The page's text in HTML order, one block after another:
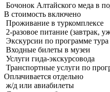
Бочонок Алтайского меда в
В стоимость включено
Проживание в туркомплексе
2-разовое питание (завтрак,
Экскурсии по программе тура
Входные билеты в музеи
Услуги гида-экскурсовода
Транспортные услуги по
Оплачивается отдельно
ж/д или авиабилеты